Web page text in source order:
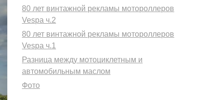
80 лет винтажной рекламы мотороллеров
Vespa ч.2
80 лет винтажной рекламы мотороллеров
Vespa ч.1
Разница между мотоциклетным и
автомобильным маслом
Фото